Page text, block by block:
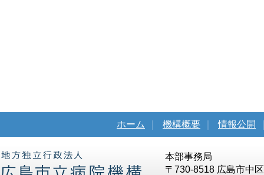
ホーム 機構概要 情報公開
本部事務局
〒730-8518 広島市中